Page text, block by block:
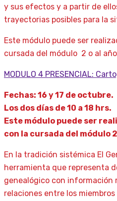
y sus efectos y a partir de
trayectorias posibles para la
Este módulo puede ser
cursada del módulo 2 o al
MODULO 4 PRESENCIAL:
Fechas: 16 y 17 de octubre.
Los dos días de 10 a 18 hrs.
Este módulo puede ser
con la cursada del módulo
En la tradición sistémica El
herramienta que representa
genealógico con información
relaciones entre los